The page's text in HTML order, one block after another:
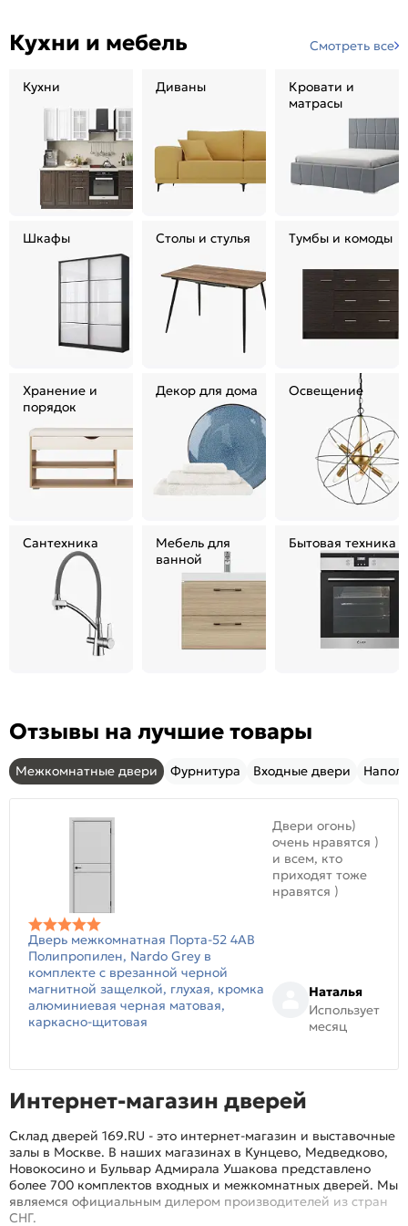
Кухни и мебель Смотреть все
Кухни Диваны
Кровати и
матрасы
Шкафы Столы и стулья Тумбы и комоды
Хранение и
порядок
Декор для дома Освещение
Сантехника
Мебель для
ванной
Бытовая техника
Отзывы на лучшие товары
Межкомнатные двери Фурнитура Входные двери
Дверь межкомнатная Порта-52 4AB
Полипропилен, Nardo Grey в
комплекте с врезанной черной
магнитной защелкой, глухая, кромка
алюминиевая черная матовая,
каркасно-щитовая
Двери огонь)
очень нравятся )
и всем, кто
приходят тоже
нравятся )
Наталья
Использует
месяц
Интернет-магазин дверей
Склад дверей 169.RU - это интернет-магазин и выставочные
залы в Москве. В наших магазинах в Кунцево, Медведково,
Новокосино и Бульвар Адмирала Ушакова представлено
более 700 комплектов входных и межкомнатных дверей. Мы
являемся официальным дилером производителей из стран
СНГ.